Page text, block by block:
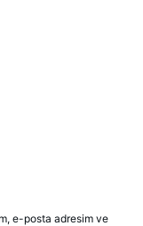
e-posta adresim ve